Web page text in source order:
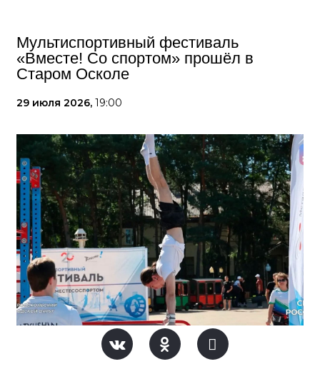
Мультиспортивный фестиваль
«Вместе! Со спортом» прошёл в
Старом Осколе
29 июля 2026, 19:00